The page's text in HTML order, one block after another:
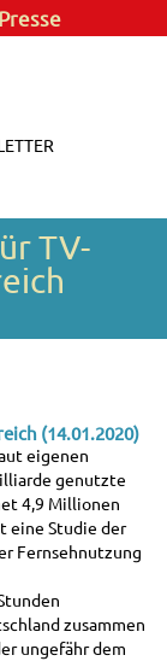
TV-
(14.01.2020)
eigenen
genutzte
4,9 Millionen
eine Studie der
Fernsehnutzung
zusammen
ungefähr dem